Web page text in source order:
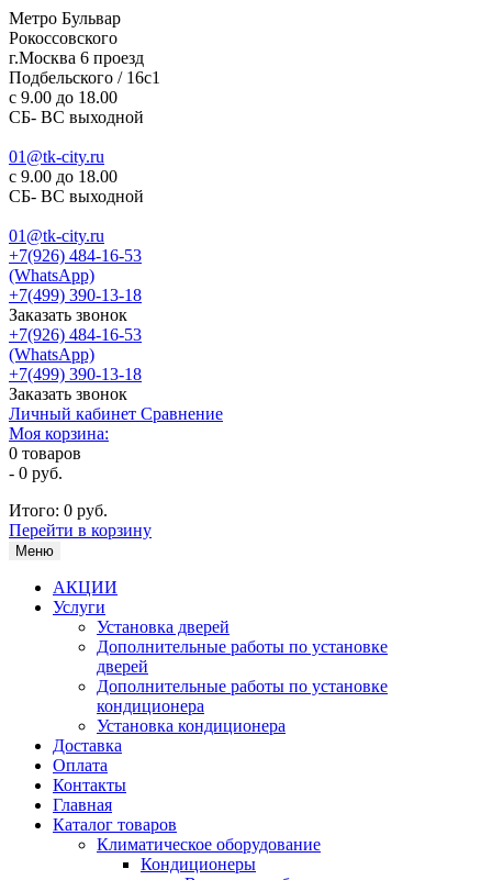
Метро Бульвар
Рокоссовского
г.Москва 6 проезд
Подбельского / 16с1
c 9.00 до 18.00
СБ- ВС выходной
01@tk-city.ru
c 9.00 до 18.00
СБ- ВС выходной
01@tk-city.ru
+7(926) 484-16-53
(WhatsApp)
+7(499) 390-13-18
Заказать звонок
+7(926) 484-16-53
(WhatsApp)
+7(499) 390-13-18
Заказать звонок
Личный кабинет Сравнение
Моя корзина:
0 товаров
- 0 руб.
Итого: 0 руб.
Перейти в корзину
Меню
АКЦИИ
Услуги
Установка дверей
Дополнительные работы по установке
дверей
Дополнительные работы по установке
кондиционера
Установка кондиционера
Доставка
Оплата
Контакты
Главная
Каталог товаров
Климатическое оборудование
Кондиционеры